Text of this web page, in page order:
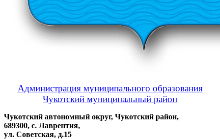
Администрация муниципального образования
Чукотский муниципальный район
Чукотский автономный округ, Чукотский район,
689300, с. Лаврентия,
ул. Советская, д.15